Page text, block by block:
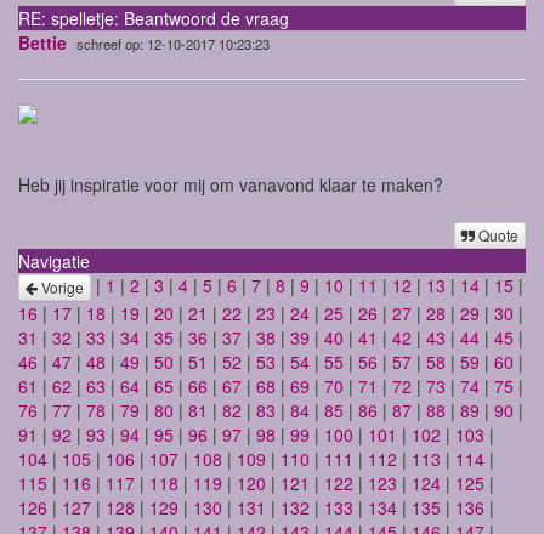
RE: spelletje: Beantwoord de vraag
Bettie schreef op: 12-10-2017 10:23:23
Heb jij inspiratie voor mij om vanavond klaar te maken?
Quote
Navigatie
Vorige | 1 | 2 | 3 | 4 | 5 | 6 | 7 | 8 | 9 | 10 | 11 | 12 | 13 | 14 | 15 |
16 | 17 | 18 | 19 | 20 | 21 | 22 | 23 | 24 | 25 | 26 | 27 | 28 | 29 | 30 |
31 | 32 | 33 | 34 | 35 | 36 | 37 | 38 | 39 | 40 | 41 | 42 | 43 | 44 | 45 |
46 | 47 | 48 | 49 | 50 | 51 | 52 | 53 | 54 | 55 | 56 | 57 | 58 | 59 | 60 |
61 | 62 | 63 | 64 | 65 | 66 | 67 | 68 | 69 | 70 | 71 | 72 | 73 | 74 | 75 |
76 | 77 | 78 | 79 | 80 | 81 | 82 | 83 | 84 | 85 | 86 | 87 | 88 | 89 | 90 |
91 | 92 | 93 | 94 | 95 | 96 | 97 | 98 | 99 | 100 | 101 | 102 | 103 |
104 | 105 | 106 | 107 | 108 | 109 | 110 | 111 | 112 | 113 | 114 |
115 | 116 | 117 | 118 | 119 | 120 | 121 | 122 | 123 | 124 | 125 |
126 | 127 | 128 | 129 | 130 | 131 | 132 | 133 | 134 | 135 | 136 |